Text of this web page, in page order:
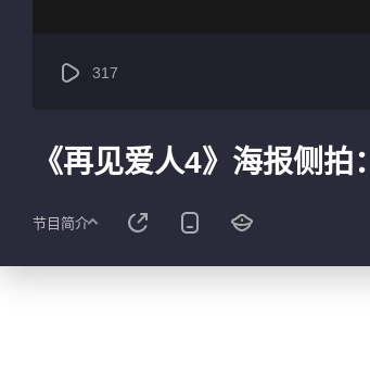
317
《再见爱人4》海报侧
节目简介